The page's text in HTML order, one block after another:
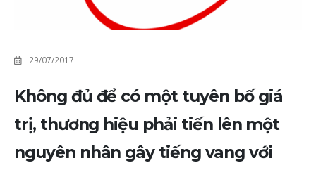
29/07/2017
Không đủ để có một tuyên bố giá
trị, thương hiệu phải tiến lên một
nguyên nhân gây tiếng vang với